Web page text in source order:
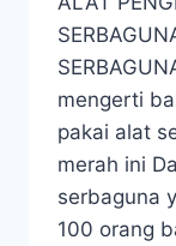
mengerti
pakai alat
merah ini
serbaguna
100 orang